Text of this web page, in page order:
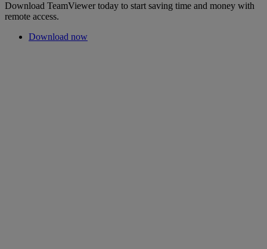
Download TeamViewer today to start saving time and money with
remote access.
Download now